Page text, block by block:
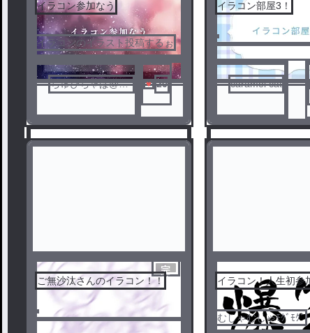
イラコン参加なう
イラコンのイラスト投稿するぉ
ちゅぴちゃぱ@し
20
イラコン部屋3！
caramel cat
完
ご無沙汰さんのイラコン！！ イラコン！人生初参
むしゃむしゃﾓｸﾞﾓｸﾞ